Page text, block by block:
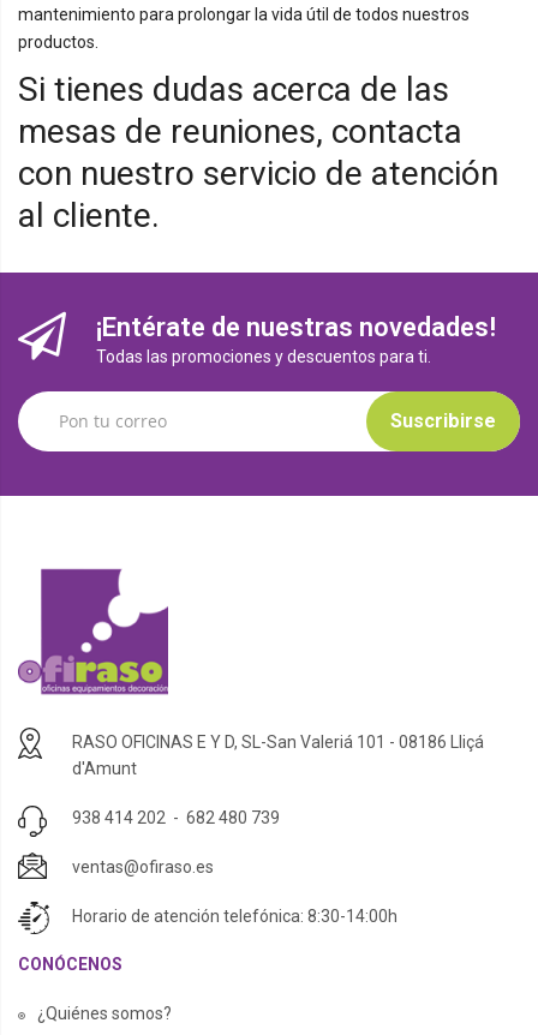
mantenimiento para prolongar la vida útil de todos nuestros
productos.
Si tienes dudas acerca de las
mesas de reuniones, contacta
con nuestro servicio de atención
al cliente.
¡Entérate de nuestras novedades!
Todas las promociones y descuentos para ti.
Suscribirse
RASO OFICINAS E Y D, SL-San Valeriá 101 - 08186 Lliçá
d'Amunt
938 414 202 - 682 480 739
ventas@ofiraso.es
Horario de atención telefónica: 8:30-14:00h
CONÓCENOS
¿Quiénes somos?